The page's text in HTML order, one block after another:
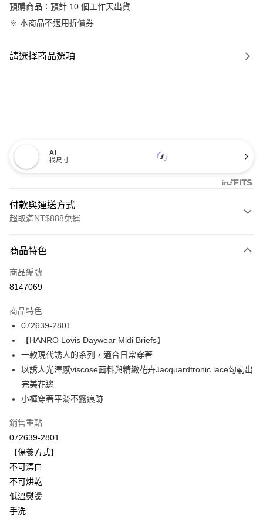
預購商品：預計 10 個工作天出貨
※ 本商品不適用折價券
請選擇商品選項
AI
找尺寸
付款與運送方式
超取滿NT$888免運
信用卡一次付款
信用卡分期付款
合作金庫商業銀行
華南商業銀行
上海商業儲蓄銀行
台北富邦商業銀行
國泰世華商業銀行
兆豐國際商業銀行
臺灣中小企業銀行
台中商業銀行
匯豐（台灣）商業銀行
聯邦商業銀行
元大商業銀行
台新國際商業銀行
台灣樂天信用卡公司
Apple Pay
悠遊付
全盈+PAY
運送方式
付款後全家取貨$888免運-以PackAge+配客嘉循環箱包裝寄出
每筆NT$90，滿NT$888(含以上)免運費
付款後萊爾富取貨
每筆NT$90，滿NT$1,000(含以上)免運費
商品特色
商品編號
8147069
商品特色
072639-2801
【HANRO Lovis Daywear Midi Briefs】
一款現代誘人的系列，適合日常穿著
以誘人光澤感viscose面料與精緻花卉Jacquardtronic lace勾勒出
完美花邊
小褲穿著平滑不露痕跡
銷售重點
072639-2801
【保養方式】
不可漂白
不可烘乾
低溫熨燙
手洗